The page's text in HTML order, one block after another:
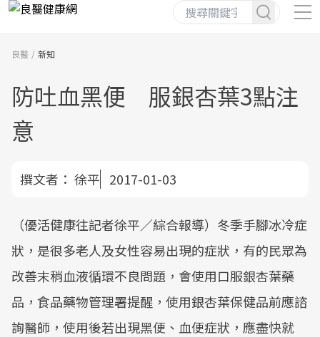
良醫 新知
防吐血黑便 服銀杏葉3點注
意
撰文者： 徐平 2017-01-03
（優活健康往記者徐平／綜合報導）冬季手腳冰冷症
狀，是很多老人及女性容易出現的症狀，有的民眾為
改善末稍血液循環不良問題，會使用口服銀杏葉藥
品，食品藥物管理署提醒，使用銀杏葉保健品前應諮
詢醫師，使用後若出現黑便、血便症狀，應盡快就